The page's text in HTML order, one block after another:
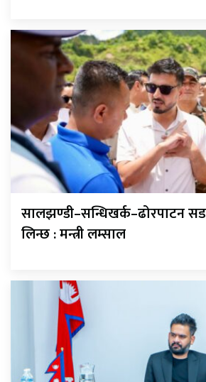
सालझण्डी–सन्धिखर्क–ढोरपाटन
लिन्छ : मन्त्री लम्साल